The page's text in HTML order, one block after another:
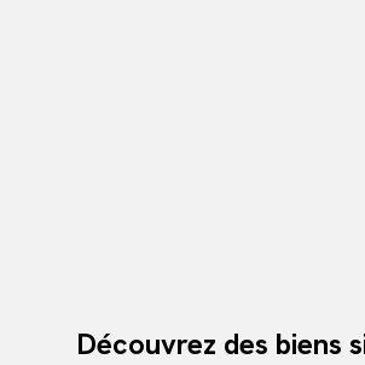
Découvrez des biens